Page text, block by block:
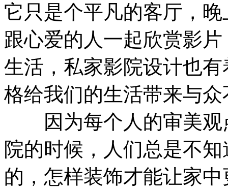
它只是个平凡的客厅，
跟心爱的人一起欣赏影
生活，私家影院设计也
格给我们的生活带来与
因为每个人的审美观
院的时候，人们总是不
的，怎样装饰才能让家